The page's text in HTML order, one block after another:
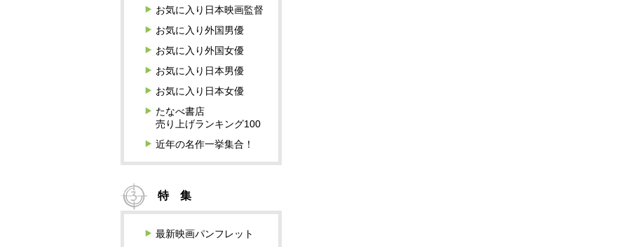
お気に入り日本映画監督
お気に入り外国男優
お気に入り外国女優
お気に入り日本男優
お気に入り日本女優
たなべ書店
売り上げランキング100
近年の名作一挙集合！
特 集
最新映画パンフレット